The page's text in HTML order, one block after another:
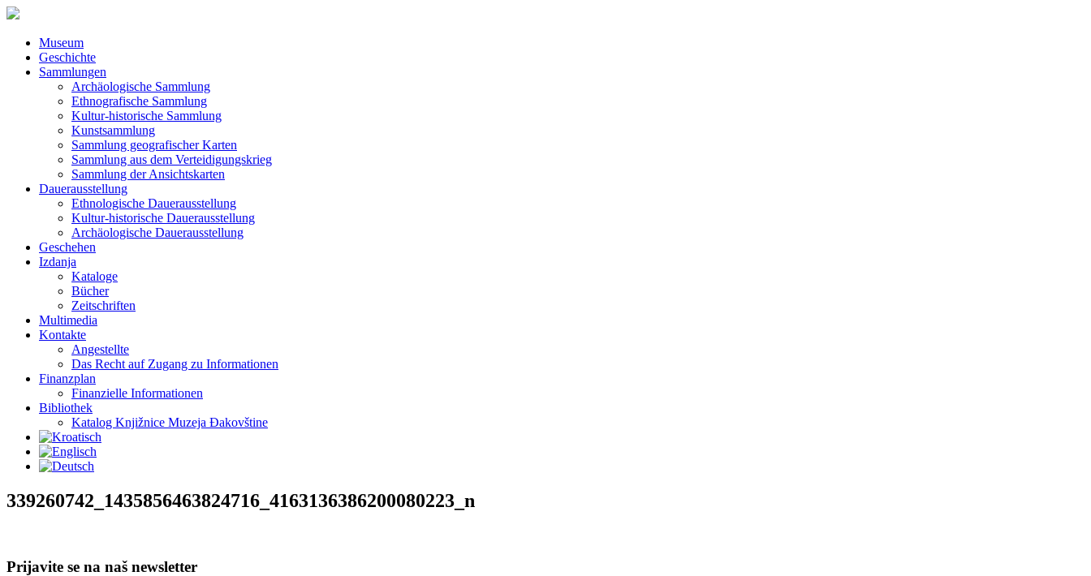
Museum
Geschichte
Sammlungen
Archäologische Sammlung
Ethnografische Sammlung
Kultur-historische Sammlung
Kunstsammlung
Sammlung geografischer Karten
Sammlung aus dem Verteidigungskrieg
Sammlung der Ansichtskarten
Dauerausstellung
Ethnologische Dauerausstellung
Kultur-historische Dauerausstellung
Archäologische Dauerausstellung
Geschehen
Izdanja
Kataloge
Bücher
Zeitschriften
Multimedia
Kontakte
Angestellte
Das Recht auf Zugang zu Informationen
Finanzplan
Finanzielle Informationen
Bibliothek
Katalog Knjižnice Muzeja Đakovštine
339260742_1435856463824716_4163136386200080223_n
Prijavite se na naš newsletter